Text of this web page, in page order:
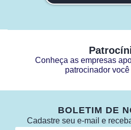
Conheça as empresas
patrocinador você
BOLETIM DE
Cadastre seu e-mail e